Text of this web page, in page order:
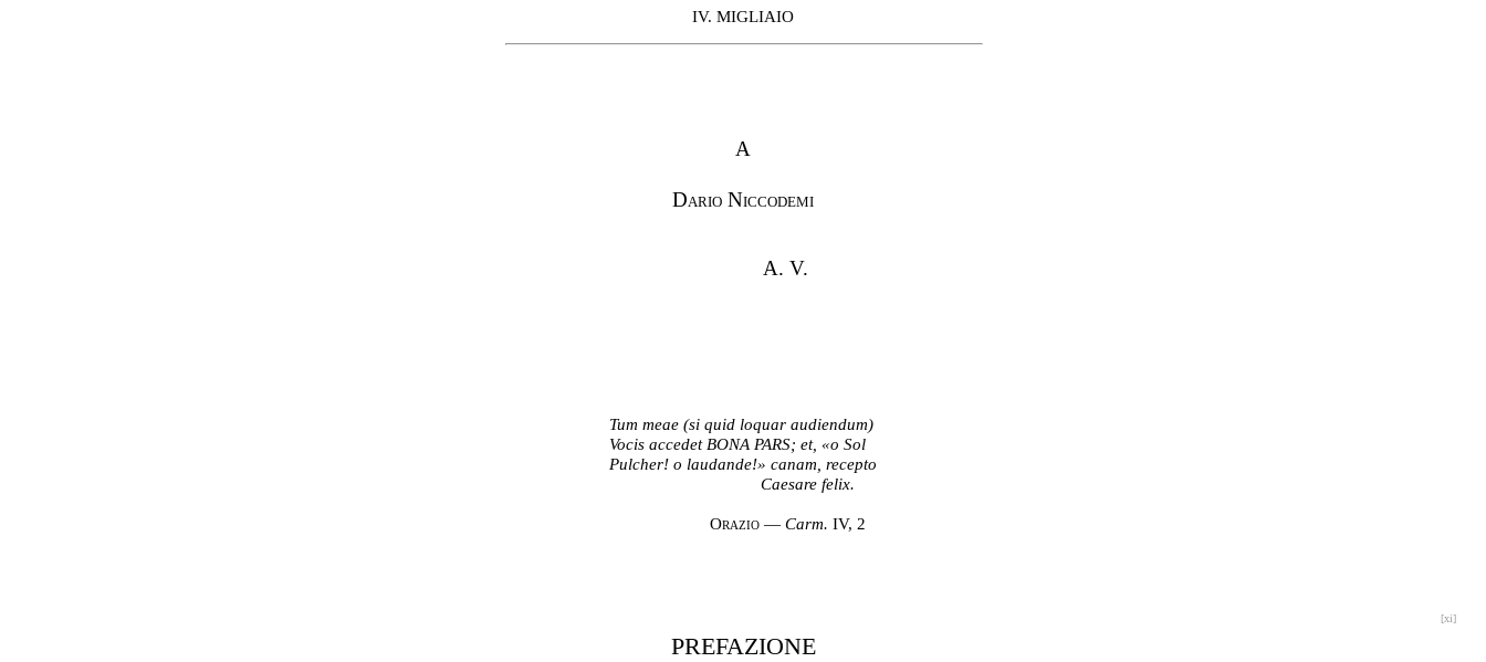
IV. MIGLIAIO
A
Dario Niccodemi
A. V.
Tum meae (si quid loquar audiendum)
Vocis accedet BONA PARS; et, «o Sol
Pulcher! o laudande!» canam, recepto
Caesare felix.
Orazio —Carm. IV, 2
[xi]
PREFAZIONE